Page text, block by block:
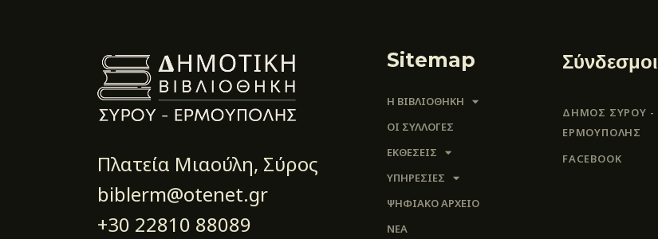
Πλατεία Μιαούλη, Σύρος
biblerm@otenet.gr
+30 22810 88089
Sitemap
Η ΒΙΒΛΙΟΘΗΚΗ
ΟΙ ΣΥΛΛΟΓΈΣ
ΕΚΘΕΣΕΙΣ
ΥΠΗΡΕΣΙΕΣ
ΨΗΦΙΑΚΌ ΑΡΧΕΊΟ
ΝΕΑ
Σύνδεσμοι
ΔΗΜΟΣ ΣΥΡΟΥ -
ΕΡΜΟΎΠΟΛΗΣ
FACEBOOK